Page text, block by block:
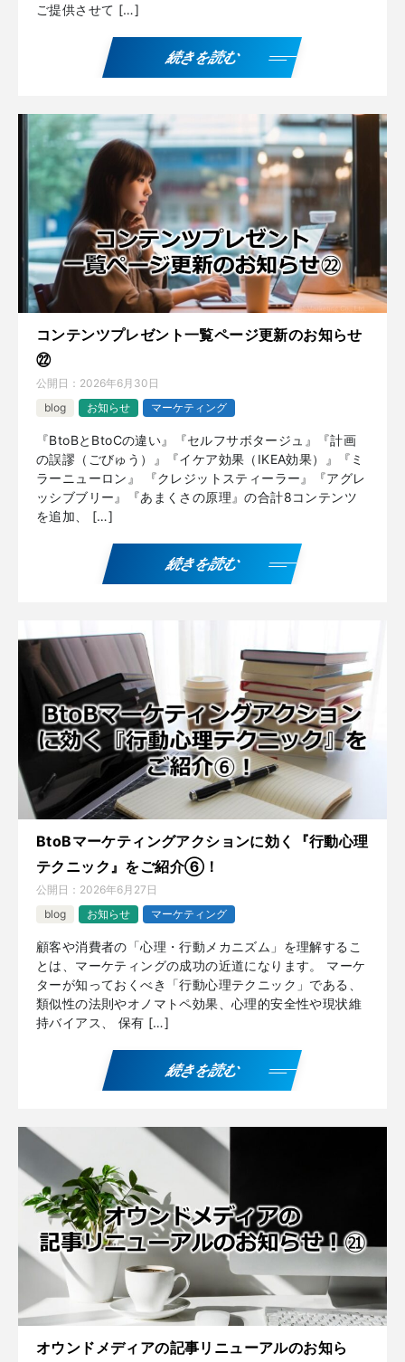
ご提供させて […]
続きを読む
コンテンツプレゼント一覧ページ更新のお知らせ
㉒
公開日： 2026年6月30日
blog
お知らせ マーケティング
『BtoBとBtoCの違い』『セルフサボタージュ』『計画
の誤謬（ごびゅう）』『イケア効果（IKEA効果）』『ミ
ラーニューロン』 『クレジットスティーラー』『アグレ
ッシブブリー』『あまくさの原理』の合計8コンテンツ
を追加、 […]
続きを読む
BtoBマーケティングアクションに効く『行動心理
テクニック』をご紹介⑥！
公開日： 2026年6月27日
blog
お知らせ マーケティング
顧客や消費者の「心理・行動メカニズム」を理解するこ
とは、マーケティングの成功の近道になります。 マーケ
ターが知っておくべき「行動心理テクニック」である、
類似性の法則やオノマトペ効果、心理的安全性や現状維
持バイアス、 保有 […]
続きを読む
オウンドメディアの記事リニューアルのお知ら